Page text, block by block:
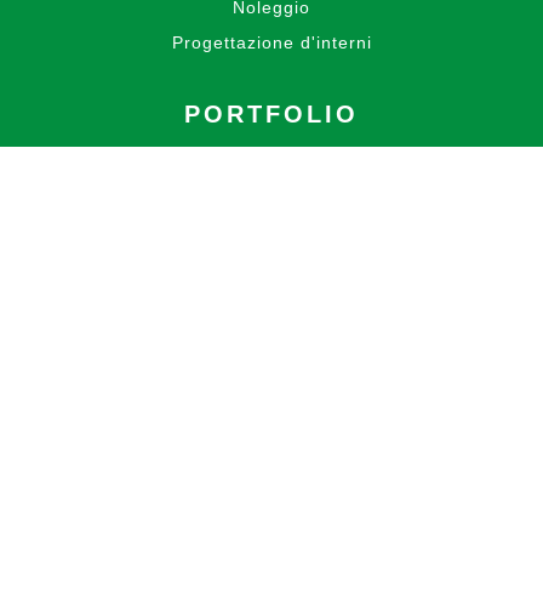
Noleggio
Progettazione d'interni
PORTFOLIO